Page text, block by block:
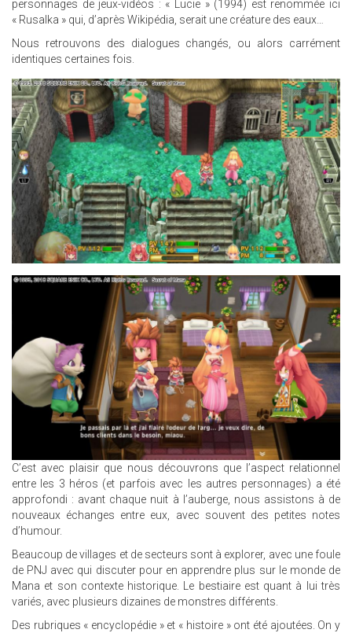
personnages de jeux-vidéos : « Lucie » (1994) est renommée ici
« Rusalka » qui, d’après Wikipédia, serait une créature des eaux…
Nous retrouvons des dialogues changés, ou alors carrément
identiques certaines fois.
26.JPG
25.JPG
C’est avec plaisir que nous découvrons que l’aspect relationnel
entre les 3 héros (et parfois avec les autres personnages) a été
approfondi : avant chaque nuit à l’auberge, nous assistons à de
nouveaux échanges entre eux, avec souvent des petites notes
d’humour.
Beaucoup de villages et de secteurs sont à explorer, avec une foule
de PNJ avec qui discuter pour en apprendre plus sur le monde de
Mana et son contexte historique. Le bestiaire est quant à lui très
variés, avec plusieurs dizaines de monstres différents.
Des rubriques « encyclopédie » et « histoire » ont été ajoutées. On y